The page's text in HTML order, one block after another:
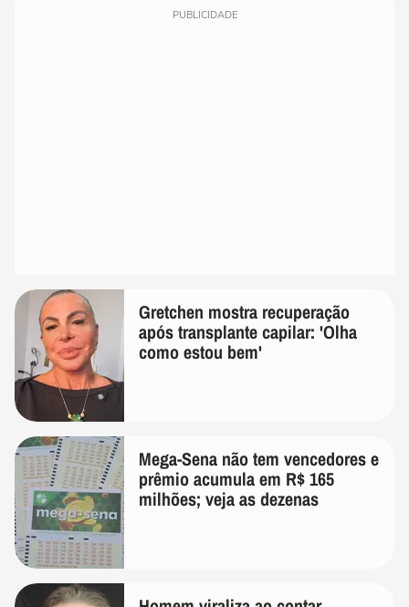
PUBLICIDADE
Gretchen mostra recuperação
após transplante capilar: 'Olha
como estou bem'
Mega-Sena não tem vencedores e
prêmio acumula em R$ 165
milhões; veja as dezenas